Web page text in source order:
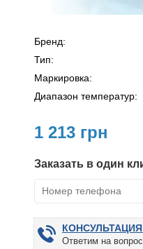
Бренд:
Тип:
Маркировка:
Диапазон температур:
1 213 грн
Заказать в один
Ответим на